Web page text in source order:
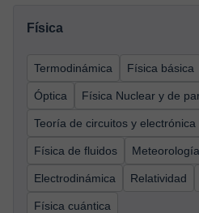
Física
Termodinámica Física básica
Óptica Física Nuclear y de
Teoría de circuitos y electrónica
Física de fluidos Meteorología
Electrodinámica Relatividad
Física cuántica